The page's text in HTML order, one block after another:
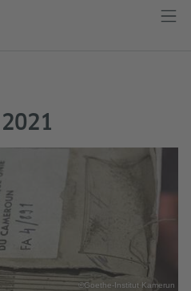
2021
©Goethe-Institut Kamerun